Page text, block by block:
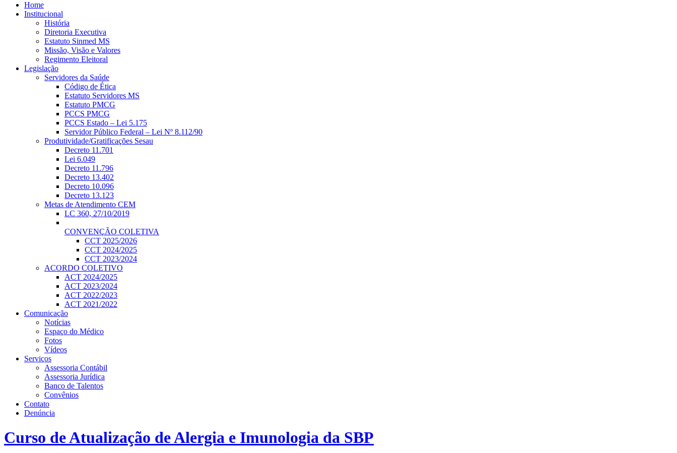
Home
Institucional
História
Diretoria Executiva
Estatuto Sinmed MS
Missão, Visão e Valores
Regimento Eleitoral
Legislação
Servidores da Saúde
Código de Ética
Estatuto Servidores MS
Estatuto PMCG
PCCS PMCG
PCCS Estado – Lei 5.175
Servidor Público Federal – Lei Nº 8.112/90
Produtividade/Gratificações Sesau
Decreto 11.701
Lei 6.049
Decreto 11.796
Decreto 13.402
Decreto 10.096
Decreto 13.123
Metas de Atendimento CEM
LC 360, 27/10/2019
CONVENÇÃO COLETIVA
CCT 2025/2026
CCT 2024/2025
CCT 2023/2024
ACORDO COLETIVO
ACT 2024/2025
ACT 2023/2024
ACT 2022/2023
ACT 2021/2022
Comunicação
Notícias
Espaço do Médico
Fotos
Vídeos
Serviços
Assessoria Contábil
Assessoria Jurídica
Banco de Talentos
Convênios
Contato
Denúncia
Curso de Atualização de Alergia e Imunologia da SBP